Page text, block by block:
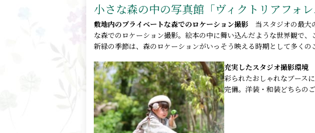
小さな森の中の写真館「ヴィクトリアフォレ
敷地内のプライベートな森でのロケーション撮影 当スタジオの最大
な森でのロケーション撮影。絵本の中に舞い込んだような世界観で、
新緑の季節は、森のロケーションがいっそう映える時期として多くの
充実したスタジオ撮影環境
彩られたおしゃれなブース
完備。洋装・和装どちらの